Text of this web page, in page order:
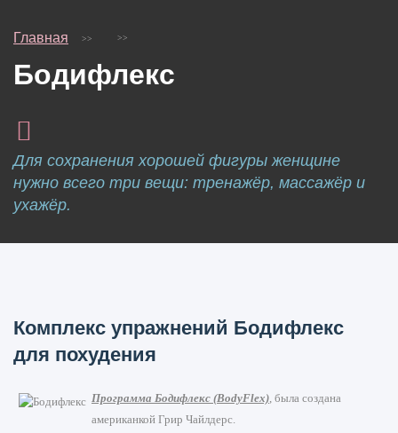
Главная
Бодифлекс
Для сохранения хорошей фигуры женщине
нужно всего три вещи: тренажёр, массажёр и
ухажёр.
Комплекс упражнений Бодифлекс
для похудения
Программа Бодифлекс (BodyFlex), была создана
американкой Грир Чайлдерс.